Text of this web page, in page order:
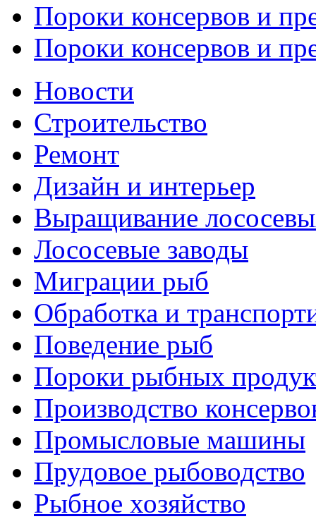
Пороки консервов и
Пороки консервов и
Новости
Строительство
Ремонт
Дизайн и интерьер
Выращивание
Лососевые заводы
Миграции рыб
Обработка и
Поведение рыб
Пороки рыбных
Производство
Промысловые машины
Прудовое рыбоводство
Рыбное хозяйство